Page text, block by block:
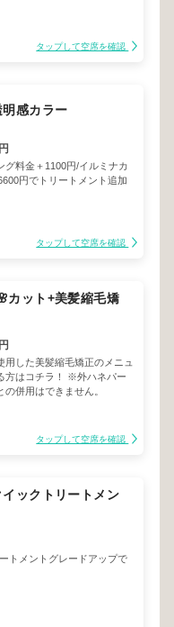
タップして空席を確認
明感カラー
グ料金＋1100円/イルミナカ
円でトリートメント追加
タップして空席を確認
カット+美髪縮毛矯
用した美髪縮毛矯正のメニュ
方はコチラ！ ※外ハネパー
併用はできません。
タップして空席を確認
イックトリートメン
トメントグレードアップで